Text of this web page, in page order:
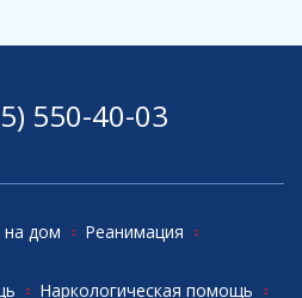
550-40-03
на дом Реанимация
Наркологическая помощь